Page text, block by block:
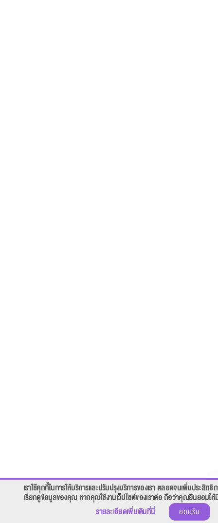
เราใช้คุกกี้ในการให้บริการและปรับปรุงบริการของเรา ตลอดจนเพิ่มประสิท
เรียกดูข้อมูลของคุณ หากคุณใช้งานเว็ปไซต์ของเราต่อ ถือว่าคุณยินยอมใ
รายละเอียดเพิ่มเติมที่นี่
ยอมรับ